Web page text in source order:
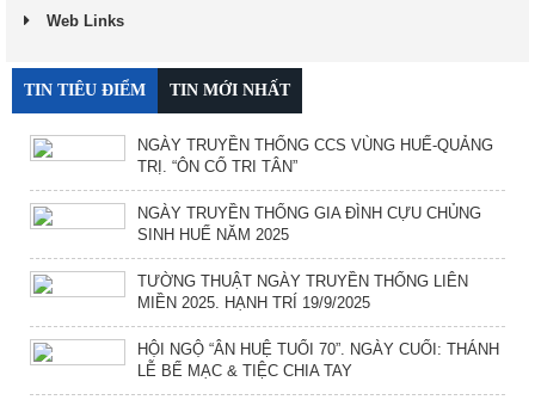
Web Links
TIN TIÊU ĐIỂM TIN MỚI NHẤT
NGÀY TRUYỀN THỐNG CCS VÙNG HUẾ-QUẢNG
TRỊ. “ÔN CỐ TRI TÂN”
NGÀY TRUYỀN THỐNG GIA ĐÌNH CỰU CHỦNG
SINH HUẾ NĂM 2025
TƯỜNG THUẬT NGÀY TRUYỀN THỐNG LIÊN
MIỀN 2025. HẠNH TRÍ 19/9/2025
HỘI NGỘ “ÂN HUỆ TUỔI 70”. NGÀY CUỐI: THÁNH
LỄ BẾ MẠC & TIỆC CHIA TAY